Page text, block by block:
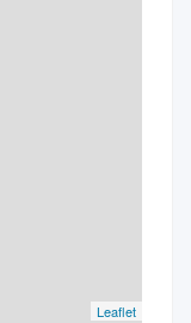
Leaflet